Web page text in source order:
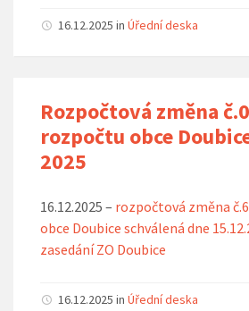
16.12.2025 in Úřední deska
Rozpočtová změna
rozpočtu obce
2025
16.12.2025 – rozpočtová změna
obce Doubice schválená dne
zasedání ZO Doubice
16.12.2025 in Úřední deska